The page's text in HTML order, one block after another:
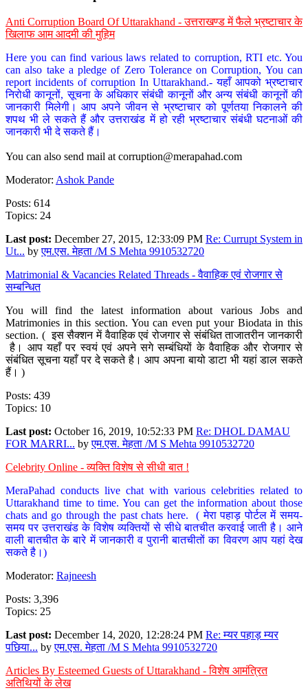
Anti Corruption Board Of Uttarakhand - उत्तराखण्ड में फैले भ्रष्टाचार के
खिलाफ आम आदमी की मुहिम
Here you can find various laws related to corruption, RTI etc. You
can also take a pledge of Zero Tolerance on Corruption, You can
report incidents of corruption In Uttarakhand.- यहाँ आपको भ्रष्टाचार
निरोधी कानूनों, सूचना के अधिकार संबंधी कानूनों और अन्य संबंधी कानूनों की
जानकारी मिलेगी। आप अपने जीवन से भ्रष्टाचार को पूर्णतया निकालने की
शपथ भी ले सकते हैं और उत्तराखंड में हो रही भ्रष्टाचार संबंधी घटनाओं की
जानकारी भी दे सकते हैं।
You can also send mail at corruption@merapahad.com
Moderator: Ashok Pande
Posts: 614
Topics: 24
Last post: December 27, 2015, 12:33:09 PM Re: Currupt System in
Ut... byएम.एस. मेहता /M S Mehta 9910532720
Matrimonial & Vacancies Related Threads - वैवाहिक एवं रोजगार से
सम्बन्धित
You will find the latest information about various Jobs and
Matrimonies in this section. You can even put your Biodata in this
section. ( इस सैक्शन में वैवाहिक एवं रोजगार से संबंधित ताजातरीन जानकारी
है। आप यहाँ पर स्वयं एवं अपने सगे सम्बंधियों के वैवाहिक और रोजगार से
संबंधित सूचना यहाँ पर दे सकते है। आप अपना बायो डाटा भी यहां डाल सकते
हैं। )
Posts: 439
Topics: 10
Last post: October 16, 2019, 10:52:33 PM Re: DHOL DAMAU
FOR MARRI... byएम.एस. मेहता /M S Mehta 9910532720
Celebrity Online - व्यक्ति विशेष से सीधी बात !
MeraPahad conducts live chat with various celebrities related to
Uttarakhand time to time. You can get the information about those
chats and go through the past chats here. ( मेरा पहाड़ पोर्टल में समय-
समय पर उत्तराखंड के विशेष व्यक्तियों से सीधे बातचीत करवाई जाती है। आने
वाली बातचीत के बारे में जानकारी व पुरानी बातचीतों का विवरण आप यहां देख
सकते है।)
Moderator: Rajneesh
Posts: 3,396
Topics: 25
Last post: December 14, 2020, 12:28:24 PM Re: म्यर पहाड़ म्यर
पछिया... byएम.एस. मेहता /M S Mehta 9910532720
Articles By Esteemed Guests of Uttarakhand - विशेष आमंत्रित
अतिथियों के लेख